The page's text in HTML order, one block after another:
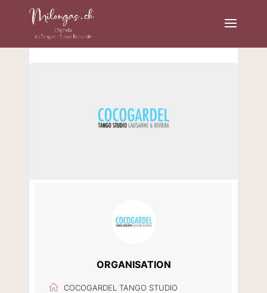
ORGANISATION
COCOGARDEL TANGO STUDIO